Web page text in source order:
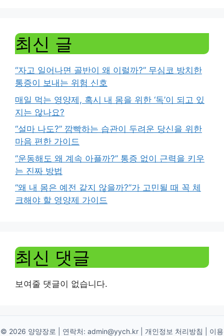
최신 글
“자고 일어나면 골반이 왜 이럴까?” 무심코 방치한
통증이 보내는 위험 신호
매일 먹는 영양제, 혹시 내 몸을 위한 ‘독’이 되고 있
지는 않나요?
“설마 나도?” 깜빡하는 습관이 두려운 당신을 위한
마음 편한 가이드
“운동해도 왜 계속 아플까?” 통증 없이 근력을 키우
는 진짜 방법
“왜 내 몸은 예전 같지 않을까?”가 고민될 때 꼭 체
크해야 할 영양제 가이드
최신 댓글
보여줄 댓글이 없습니다.
© 2026 양양장로 | 연락처: admin@yych.kr 개인정보 처리방침 이용